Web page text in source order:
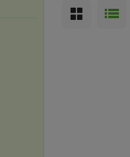
unserer Website